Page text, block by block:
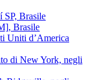
SP, Brasile
Brasile
Uniti d’America
di New York, negli